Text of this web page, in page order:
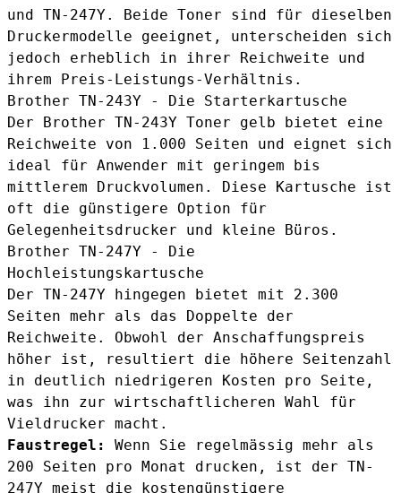
und TN-247Y. Beide Toner sind für dieselben
Druckermodelle geeignet, unterscheiden sich
jedoch erheblich in ihrer Reichweite und
ihrem Preis-Leistungs-Verhältnis.
Brother TN-243Y - Die Starterkartusche
Der Brother TN-243Y Toner gelb bietet eine
Reichweite von 1.000 Seiten und eignet sich
ideal für Anwender mit geringem bis
mittlerem Druckvolumen. Diese Kartusche ist
oft die günstigere Option für
Gelegenheitsdrucker und kleine Büros.
Brother TN-247Y - Die
Hochleistungskartusche
Der TN-247Y hingegen bietet mit 2.300
Seiten mehr als das Doppelte der
Reichweite. Obwohl der Anschaffungspreis
höher ist, resultiert die höhere Seitenzahl
in deutlich niedrigeren Kosten pro Seite,
was ihn zur wirtschaftlicheren Wahl für
Vieldrucker macht.
Faustregel:
Wenn Sie regelmässig mehr als
200 Seiten pro Monat drucken, ist der TN-
247Y meist die kostengünstigere